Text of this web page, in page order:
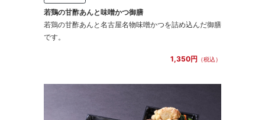
若鶏の甘酢あんと味噌かつ御膳
若鶏の甘酢あんと名古屋名物味噌かつを詰め込んだ御膳
です。
1,350円 （税込）